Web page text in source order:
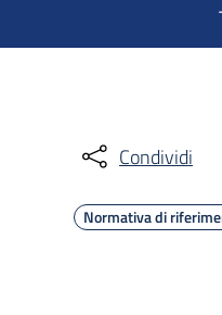
Condividi
Normativa di